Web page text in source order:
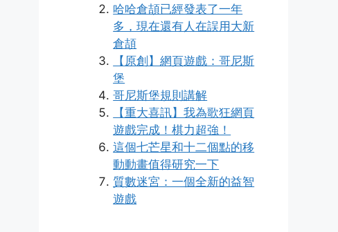
哈哈倉頡已經發表了一年
多，現在還有人在誤用大新
倉頡
【原創】網頁遊戲：哥尼斯
堡
哥尼斯堡規則講解
【重大喜訊】我為歌狂網頁
遊戲完成！棋力超強！
這個七芒星和十二個點的移
動動畫值得研究一下
質數迷宮：一個全新的益智
遊戲